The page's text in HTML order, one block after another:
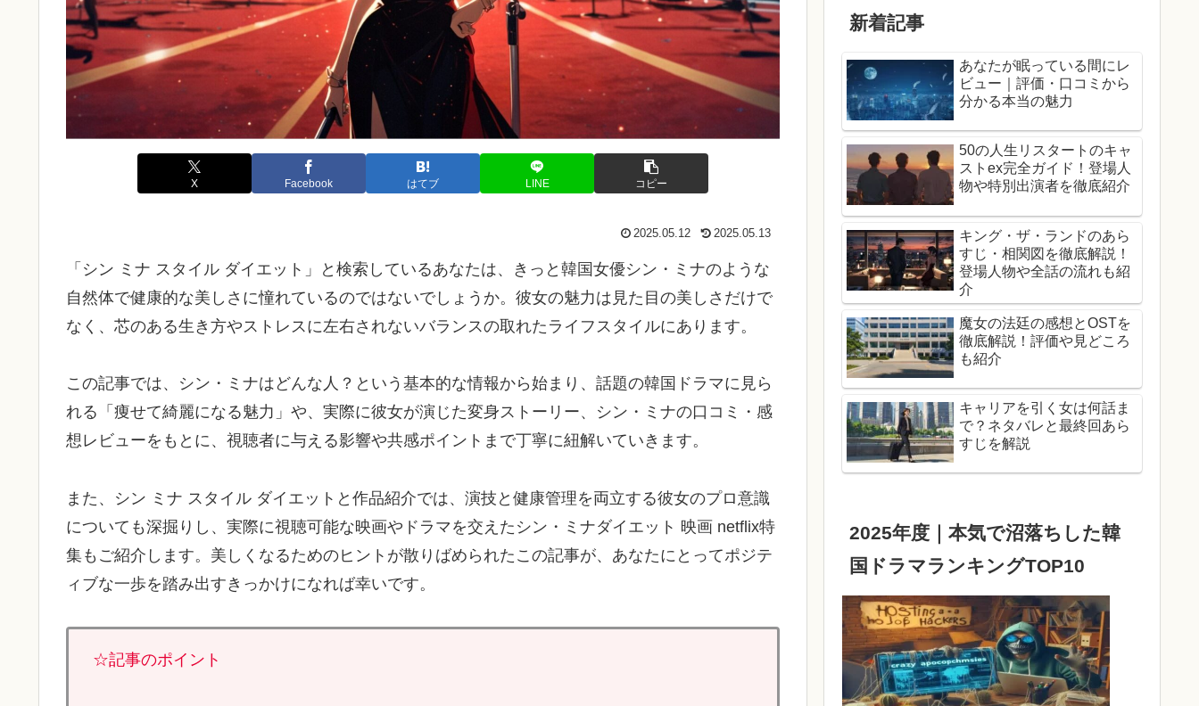
X Facebook はてブ LINE コピー
2025.05.12 2025.05.13
「シン ミナ スタイル ダイエット」と検索しているあなたは、きっと韓国女優シン・ミナのような
自然体で健康的な美しさに憧れているのではないでしょうか。彼女の魅力は見た目の美しさだけで
なく、芯のある生き方やストレスに左右されないバランスの取れたライフスタイルにあります。
この記事では、シン・ミナはどんな人？という基本的な情報から始まり、話題の韓国ドラマに見ら
れる「痩せて綺麗になる魅力」や、実際に彼女が演じた変身ストーリー、シン・ミナの口コミ・感
想レビューをもとに、視聴者に与える影響や共感ポイントまで丁寧に紐解いていきます。
また、シン ミナ スタイル ダイエットと作品紹介では、演技と健康管理を両立する彼女のプロ意識
についても深掘りし、実際に視聴可能な映画やドラマを交えたシン・ミナダイエット 映画 netflix特
集もご紹介します。美しくなるためのヒントが散りばめられたこの記事が、あなたにとってポジテ
ィブな一歩を踏み出すきっかけになれば幸いです。
☆記事のポイント
新着記事
あなたが眠っている間にレ
ビュー｜評価・口コミから
分かる本当の魅力
50の人生リスタートのキャ
ストex完全ガイド！登場人
物や特別出演者を徹底紹介
キング・ザ・ランドのあら
すじ・相関図を徹底解説！
登場人物や全話の流れも紹
介
魔女の法廷の感想とOSTを
徹底解説！評価や見どころ
も紹介
キャリアを引く女は何話ま
で？ネタバレと最終回あら
すじを解説
2025年度｜本気で沼落ちした韓
国ドラマランキングTOP10